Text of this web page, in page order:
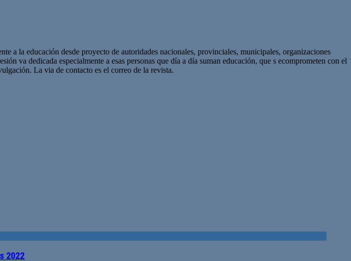
a la educación desde proyecto de autoridades nacionales, provinciales, municipales, organizaciones
va dedicada especialmente a esas personas que día a día suman educación, que s ecomprometen con el
La via de contacto es el correo de la revista.
2022